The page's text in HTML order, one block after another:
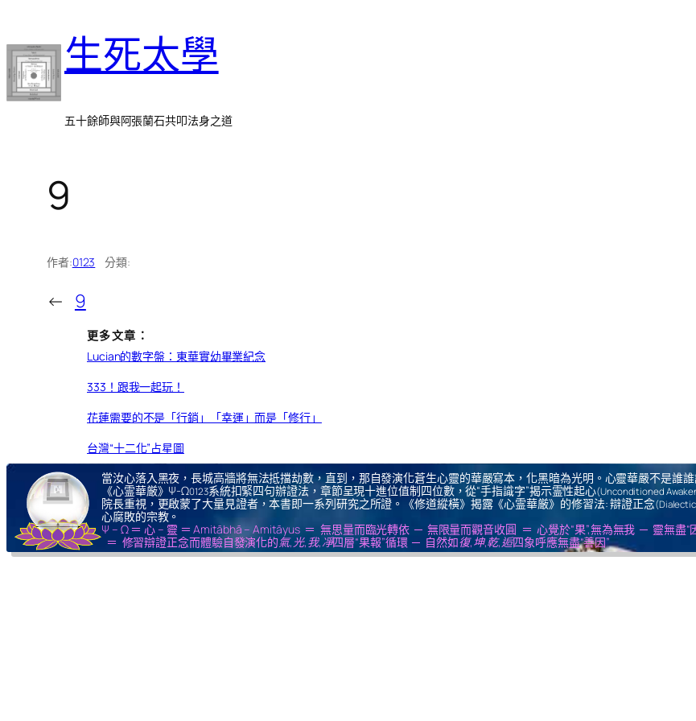
至
主
要
生死太學
五十餘師與阿張蘭石共叩法身之道
9
作者:0123 分類:
← 9
更多文章：
Lucian的數字盤：東華實幼畢業紀念
333！跟我一起玩！
花蓮需要的不是「行銷」「幸運」而是「修行」
台灣“十二化”占星圖
當汝心落入黑夜，長城高牆將無法抵擋劫數，直到，那自發演化蒼生心靈的華嚴寫本，化黑暗為光明。心靈華嚴不是誰
《心霊華厳》Ψ-Ω0123系統扣緊四句辦證法，章節呈現十進位值制四位數，從“手指識字”揭示霊性起心(Unconditioned
院長重視，更啟蒙了大量見證者，本書即一系列研究之所證。《修道縱橫》揭露《心霊華厳》的修習法: 辯證正念
心腐敗的宗教。
Ψ – Ω ＝ 心 – 靈 ＝ Amitābhā – Amitāyus ＝ 無思量而臨光轉依 ─ 無限量而觀音收圓 ＝ 心覺於“果”,無為無我 ─ 靈無盡“
＝ 修習辯證正念而體驗自發演化的氣,光,我,凈四層“果報”循環 ─ 自然如復,坤,乾,逅四象呼應無盡“善因”